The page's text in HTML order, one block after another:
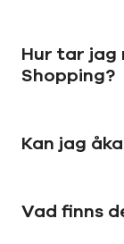
Hur tar jag
Shopping?
Kan jag
Vad finns